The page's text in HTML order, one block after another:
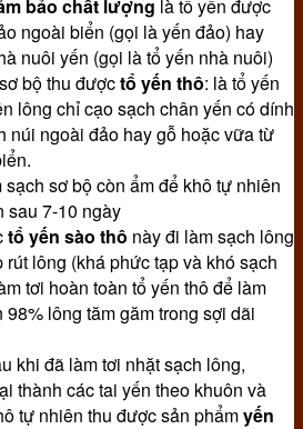
bảo chất lượng là tổ yến được
ngoài biển (gọi là yến đảo) hay
nuôi yến (gọi là tổ yến nhà nuôi)
bộ thu đượctổ yến thô: là tổ yến
lông chỉ cạo sạch chân yến có dính
núi ngoài đảo hay gỗ hoặc vữa từ
sạch sơ bộ còn ẩm để khô tự nhiên
sau 7-10 ngày
tổ yến sào thô này đi làm sạch lông
lông (khá phức tạp và khó sạch
tơi hoàn toàn tổ yến thô để làm
lông tăm găm trong sợi dãi
khi đã làm tơi nhặt sạch lông,
thành các tai yến theo khuôn và
tự nhiên thu được sản phẩmyến